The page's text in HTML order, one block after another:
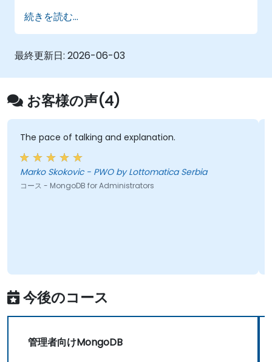
す。
続きを読む...
最終更新日: 2026-06-03
お客様の声(4)
The pace of talking and explanation.
Marko Skokovic - PWO by Lottomatica Serbia
コース - MongoDB for Administrators
今後のコース
管理者向けMongoDB